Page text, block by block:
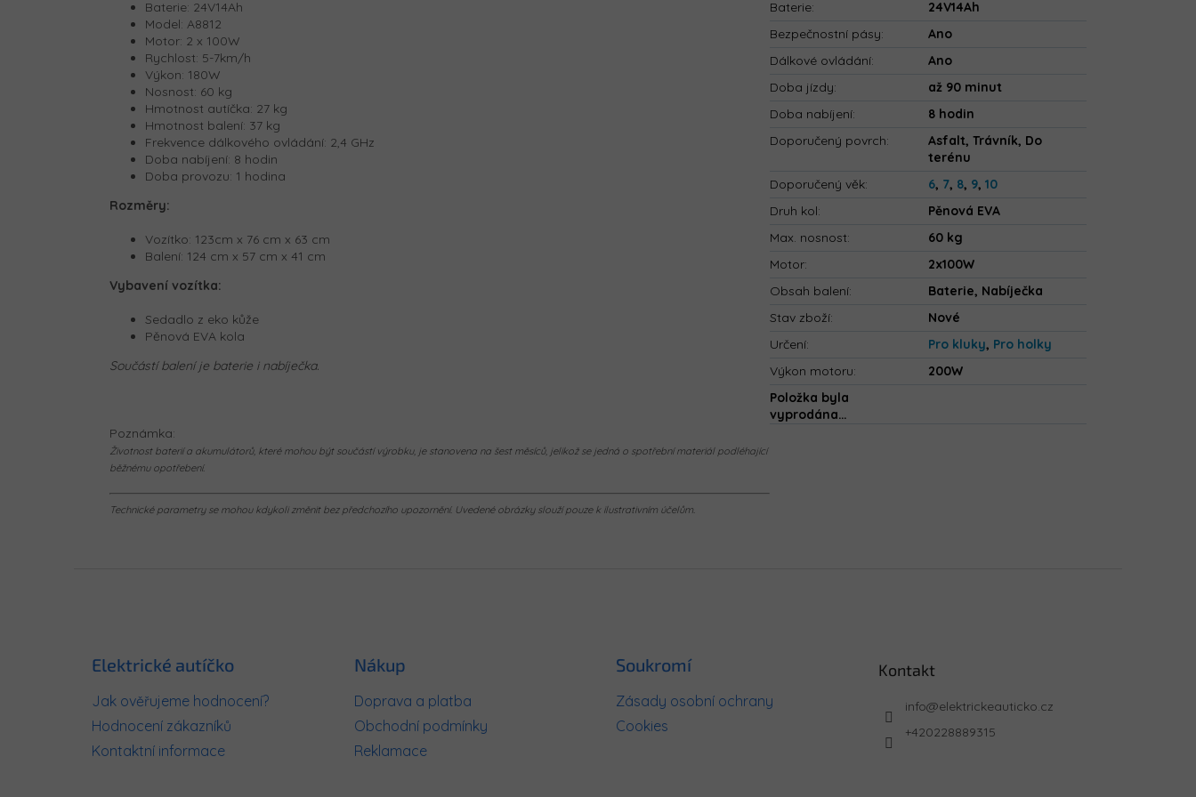
Baterie: 24V14Ah
Model: A8812
Motor: 2 x 100W
Rychlost: 5-7km/h
Výkon: 180W
Nosnost: 60 kg
Hmotnost autíčka: 27 kg
Hmotnost balení: 37 kg
Frekvence dálkového ovládání: 2,4 GHz
Doba nabíjení: 8 hodin
Doba provozu: 1 hodina
Rozměry:
Vozítko: 123cm x 76 cm x 63 cm
Balení: 124 cm x 57 cm x 41 cm
Vybavení vozítka:
Sedadlo z eko kůže
Pěnová EVA kola
Součástí balení je baterie i nabíječka.
Poznámka:
Životnost baterií a akumulátorů, které mohou být součástí výrobku, je stanovena na šest měsíců, jelikož se jedná o spotřební materiál podléhající
běžnému opotřebení.
Technické parametry se mohou kdykoli změnit bez předchozího upozornění. Uvedené obrázky slouží pouze k ilustrativním účelům.
Baterie:
24V14Ah
Bezpečnostní pásy:
Ano
Dálkové ovládání:
Ano
Doba jízdy:
až 90 minut
Doba nabíjení:
8 hodin
Doporučený povrch:
Asfalt, Trávník, Do
terénu
Doporučený věk: 6, 7, 8, 9,10
Druh kol:
Pěnová EVA
Max. nosnost:
60 kg
Motor:
2x100W
Obsah balení:
Baterie, Nabíječka
Stav zboží:
Nové
Určení: Pro kluky, Pro holky
Výkon motoru:
200W
Položka byla
vyprodána…
Elektrické autíčko
Jak ověřujeme hodnocení?
Hodnocení zákazníků
Kontaktní informace
Nákup
Doprava a platba
Obchodní podmínky
Reklamace
Soukromí
Zásady osobní ochrany
Cookies
Kontakt
info@elektrickeauticko.cz
+420228889315